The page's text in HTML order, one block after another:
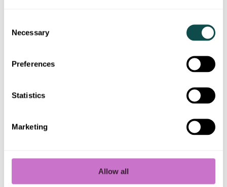
Selection
Necessary
Preferences
Statistics
Marketing
Allow all
seuraavista osoitteista:
molokhuolto@luotea.com.
Antti Niitynpää
täältä:https://www.luotea.com/fi-
Kootusti muita jakautumisen
tuomia muutoksia